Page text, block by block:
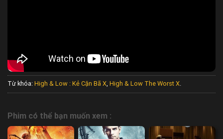
Từ khóa: High & Low : Kẻ Cặn Bã X, High & Low The Worst X.
Phim có thể bạn muốn xem :